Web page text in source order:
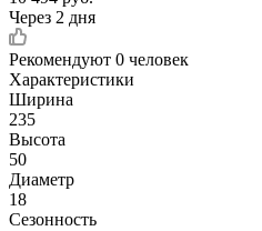
Через 2 дня
Рекомендуют 0 человек
Характеристики
Ширина
235
Высота
50
Диаметр
18
Сезонность